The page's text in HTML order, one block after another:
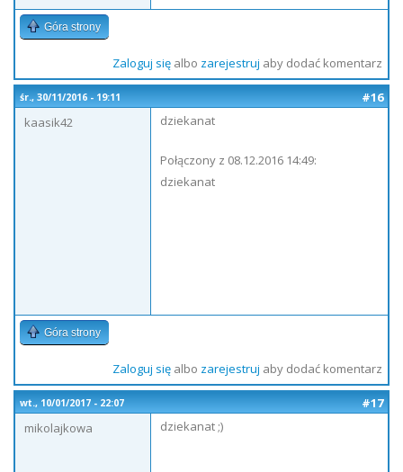
Góra strony
Zaloguj sięalbo zarejestruj aby dodać komentarz
śr., 30/11/2016 - 19:11
#16
kaasik42
dziekanat
Połączony z 08.12.2016 14:49:
dziekanat
Góra strony
Zaloguj sięalbo zarejestruj aby dodać komentarz
wt., 10/01/2017 - 22:07
#17
mikolajkowa
dziekanat ;)